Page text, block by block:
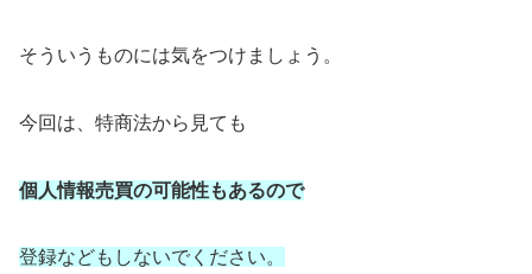
そういうものには気をつけましょう。
今回は、特商法から見ても
個人情報売買の可能性もあるので
登録などもしないでください。